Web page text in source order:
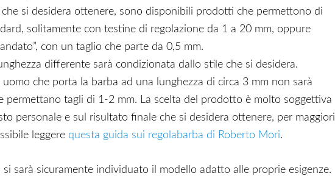
che si desidera ottenere, sono disponibili prodotti che permettono di
solitamente con testine di regolazione da 1 a 20 mm, oppure
con un taglio che parte da 0,5 mm.
differente sarà condizionata dallo stile che si desidera.
uomo che porta la barba ad una lunghezza di circa 3 mm non sarà
permettano tagli di 1-2 mm. La scelta del prodotto è molto soggettiva
personale e sul risultato finale che si desidera ottenere, per maggiori
leggere questa guida sui regolabarba di Roberto Mori.
sarà sicuramente individuato il modello adatto alle proprie esigenze.